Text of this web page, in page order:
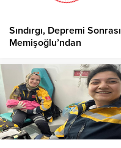
Sındırgı, Depremi Sonrası
Memişoğlu’ndan
Hakkında Açıklama!